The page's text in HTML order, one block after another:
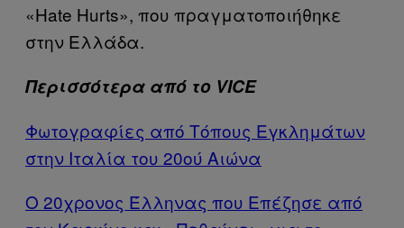
«Hate Hurts», που πραγματοποιήθηκε
στην Ελλάδα.
Περισσότερα από το VICE
Φωτογραφίες από Τόπους Εγκλημάτων
στην Ιταλία του 20ού Αιώνα
Ο 20χρονος Έλληνας που Επέζησε από